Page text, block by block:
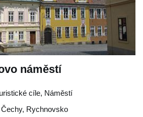
náměstí
cíle, Náměstí
, Rychnovsko